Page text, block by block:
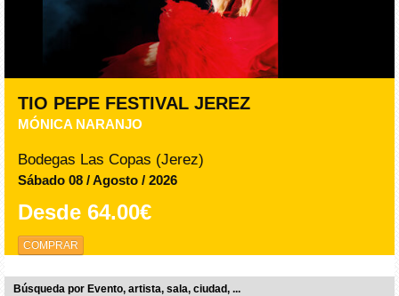
TIO PEPE FESTIVAL JEREZ
MÓNICA NARANJO
Bodegas Las Copas (Jerez)
Sábado 08 / Agosto / 2026
Desde 64.00€
COMPRAR
Búsqueda por Evento, artista, sala, ciudad, ...